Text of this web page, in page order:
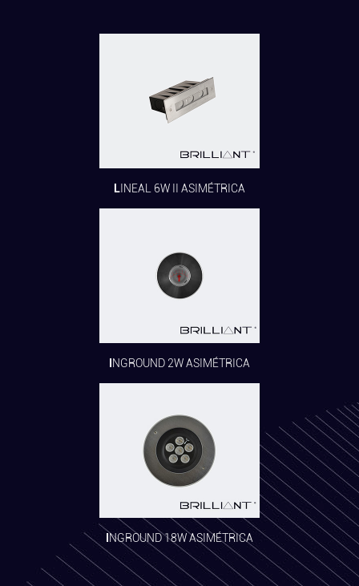
LINEAL 6W II ASIMÉTRICA
INGROUND 2W ASIMÉTRICA
INGROUND 18W ASIMÉTRICA